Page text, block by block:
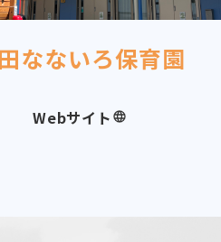
なないろ保育園
Webサイト